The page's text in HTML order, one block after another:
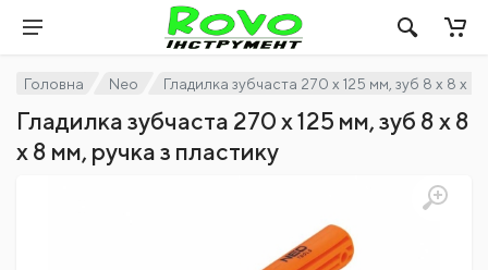
Головна Neo Гладилка зубчаста 270 x 125 мм, зуб 8 х 8 x 8
Гладилка зубчаста 270 x 125 мм, зуб 8 х 8
x 8 мм, ручка з пластику